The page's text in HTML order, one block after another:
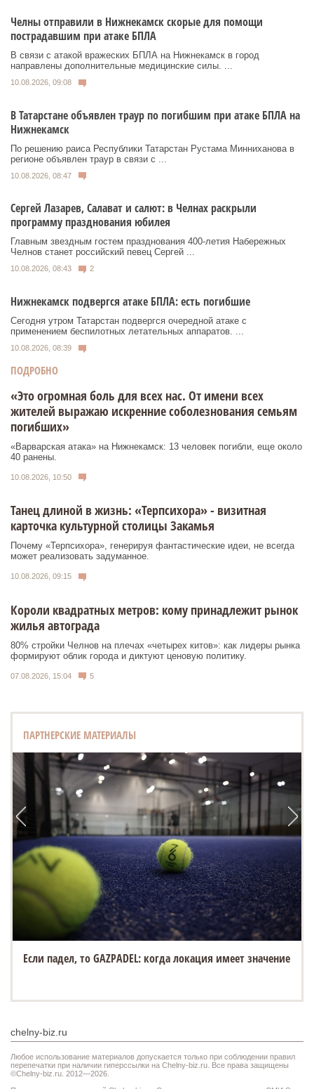
Челны отправили в Нижнекамск скорые для помощи
пострадавшим при атаке БПЛА
В связи с атакой вражеских БПЛА на Нижнекамск в город
направлены дополнительные медицинские силы. ...
10.08.2026, 09:08
В Татарстане объявлен траур по погибшим при атаке БПЛА на
Нижнекамск
По решению раиса Республики Татарстан Рустама Минниханова в
регионе объявлен траур в связи с ...
10.08.2026, 08:47
Сергей Лазарев, Салават и салют: в Челнах раскрыли
программу празднования юбилея
Главным звездным гостем празднования 400-летия Набережных
Челнов станет российский певец Сергей ...
10.08.2026, 08:43 2
Нижнекамск подвергся атаке БПЛА: есть погибшие
Сегодня утром Татарстан подвергся очередной атаке с
применением беспилотных летательных аппаратов. ...
10.08.2026, 08:39
ПОДРОБНО
«Это огромная боль для всех нас. От имени всех
жителей выражаю искренние соболезнования семьям
погибших»
«Варварская атака» на Нижнекамск: 13 человек погибли, еще около
40 ранены.
10.08.2026, 10:50
Танец длиной в жизнь: «Терпсихора» - визитная
карточка культурной столицы Закамья
Почему «Терпсихора», генерируя фантастические идеи, не всегда
может реализовать задуманное.
10.08.2026, 09:15
Короли квадратных метров: кому принадлежит рынок
жилья автограда
80% стройки Челнов на плечах «четырех китов»: как лидеры рынка
формируют облик города и диктуют ценовую политику.
07.08.2026, 15:04 5
ПАРТНЕРСКИЕ МАТЕРИАЛЫ
Если падел, то GAZPADEL: когда локация имеет значение
chelny-biz.ru
Любое использование материалов допускается только при соблюдении правил
перепечатки при наличии гиперссылки на Chelny-biz.ru. Все права защищены
©Chelny-biz.ru. 2012—2026.